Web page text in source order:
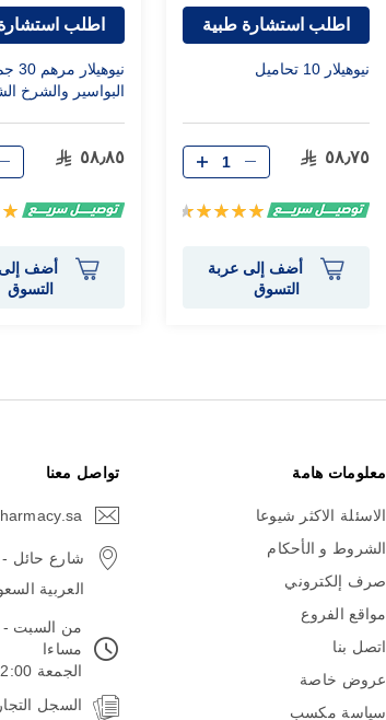
اطلب استشارة طبية
نيوهيلار 10 تحاميل
٥٨٫٧٥
تقييم:
أضف إلى عربة
التسوق
اطلب
البواسير والشرخ
٥٨٫٨٥
أضف
التسوق
معلومات هامة
الاسئلة الاكثر شيوعا
الشروط و الأحكام
صرف إلكتروني
مواقع الفروع
اتصل بنا
عروض خاصة
سياسة مكسب
تواصل معنا
شارع حائل
العربية
مساءا
الجمعة 2:00 مساءا - 10:00 مساءا
السجل التجاري: